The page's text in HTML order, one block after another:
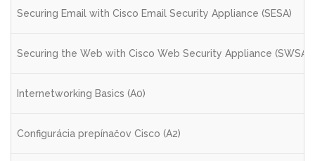
Securing Email with Cisco Email Security Appliance (SESA)
Securing the Web with Cisco Web Security Appliance (SWSA)
Internetworking Basics (A0)
Configurácia prepínačov Cisco (A2)